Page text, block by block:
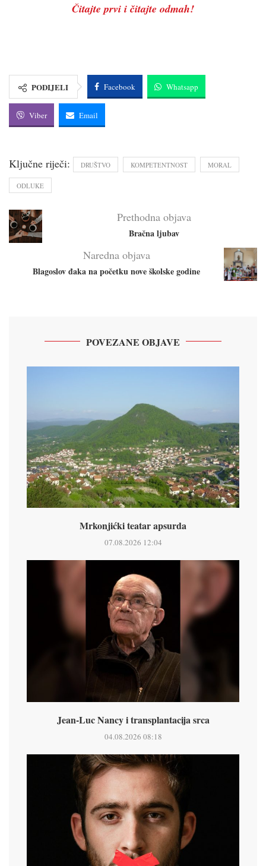
Čitajte prvi i čitajte odmah!
PODIJELI Facebook Whatsapp
Viber Email
Ključne riječi: DRUŠTVO KOMPETENTNOST MORAL
ODLUKE
Prethodna objava
Bračna ljubav
Naredna objava
Blagoslov đaka na početku nove školske godine
POVEZANE OBJAVE
Mrkonjićki teatar apsurda
07.08.2026 12:04
Jean-Luc Nancy i transplantacija srca
04.08.2026 08:18